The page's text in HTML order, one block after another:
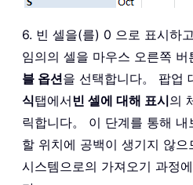
6. 빈 셀을(를) 0 으로 표시하
임의의 셀을 마우스 오른쪽 버
블 옵션을 선택합니다。 팝업
식탭에서빈 셀에 대해 표시의
릭합니다。 이 단계를 통해
할 위치에 공백이 생기지 않
시스템으로의 가져오기 과정